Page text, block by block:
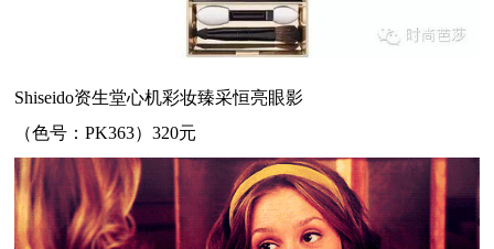
Shiseido资生堂心机彩妆臻采恒亮眼影
（色号：PK363）320元